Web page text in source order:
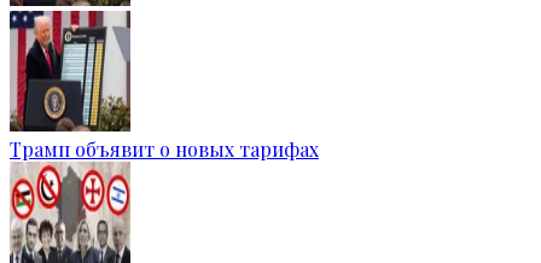
Трамп объявит о новых тарифах